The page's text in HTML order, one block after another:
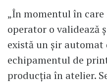
„În momentul în
operator o validează
există un șir
echipamentul de
producția în atelier.